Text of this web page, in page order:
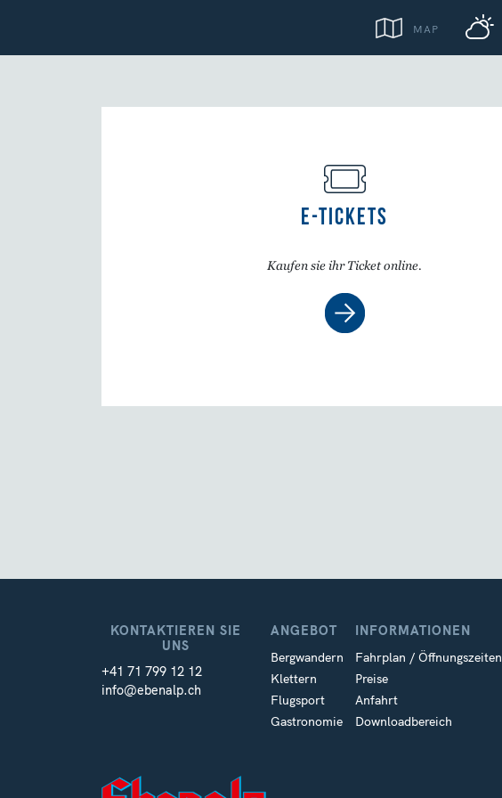
MAP
E-TICKETS
Kaufen sie ihr Ticket online.
KONTAKTIEREN SIE
UNS
+41 71 799 12 12
info@ebenalp.ch
ANGEBOT
Bergwandern
Klettern
Flugsport
Gastronomie
INFORMATIONEN
Fahrplan / Öffnungszeiten
Preise
Anfahrt
Downloadbereich